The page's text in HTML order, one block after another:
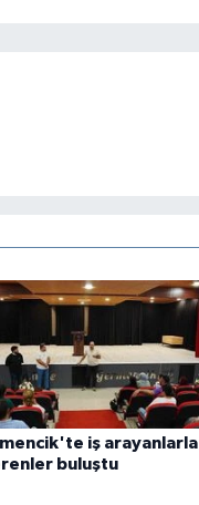
iş arayanlarla
buluştu